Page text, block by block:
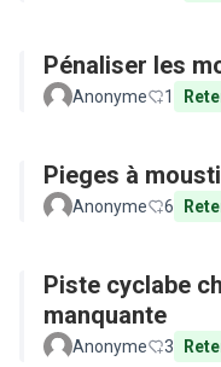
Pénaliser les
Anonyme 1
Pieges à
Anonyme 6
Piste cyclabe
manquante
Anonyme 3